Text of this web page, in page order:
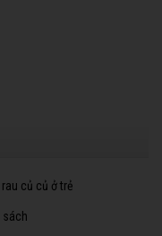
củ củ ở trẻ
sách